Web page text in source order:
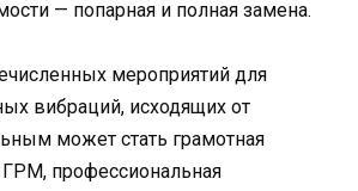
— попарная и полная замена.
мероприятий для
вибраций, исходящих от
может стать грамотная
профессиональная